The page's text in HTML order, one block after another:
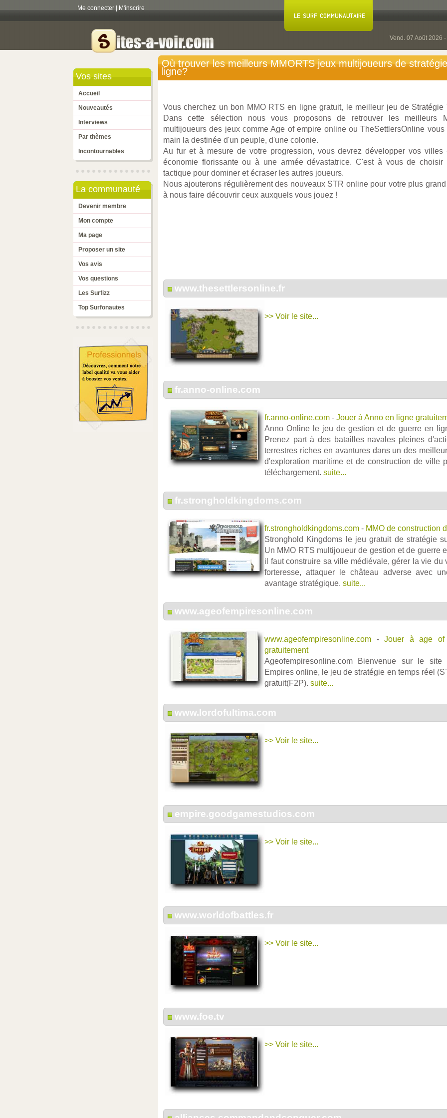
Me connecter M'inscrire
Vend. 07 Août 2026 -
Vos sites
Accueil
Nouveautés
Interviews
Par thèmes
Incontournables
La communauté
Devenir membre
Mon compte
Ma page
Proposer un site
Vos avis
Vos questions
Les Surfizz
Top Surfonautes
Où trouver les meilleurs MMORTS jeux multijoueurs de
ligne?
Vous cherchez un bon MMO RTS en ligne gratuit, le meilleur jeu de Stratégie
Dans cette sélection nous vous proposons de retrouver les meilleurs
multijoueurs des jeux comme Age of empire online ou TheSettlersOnline
main la destinée d'un peuple, d'une colonie.
Au fur et à mesure de votre progression, vous devrez développer vos
économie florissante ou à une armée dévastatrice. C'est à vous de
tactique pour dominer et écraser les autres joueurs.
Nous ajouterons régulièrement des nouveaux STR online pour votre plus
à nous faire découvrir ceux auxquels vous jouez !
www.thesettlersonline.fr
>> Voir le site...
fr.anno-online.com
fr.anno-online.com - Jouer à Anno en ligne
Anno Online le jeu de gestion et de guerre en
Prenez part à des batailles navales pleines
terrestres riches en avantures dans un des
d'exploration maritime et de construction de ville
téléchargement. suite...
fr.strongholdkingdoms.com
fr.strongholdkingdoms.com - MMO de construction
Stronghold Kingdoms le jeu gratuit de stratégie
Un MMO RTS multijoueur de gestion et de guerre
il faut construire sa ville médiévale, gérer la vie du
forteresse, attaquer le château adverse avec
avantage stratégique. suite...
www.ageofempiresonline.com
www.ageofempiresonline.com - Jouer à age of
gratuitement
Ageofempiresonline.com Bienvenue sur le
Empires online, le jeu de stratégie en temps réel
gratuit(F2P). suite...
www.lordofultima.com
>> Voir le site...
empire.goodgamestudios.com
>> Voir le site...
www.worldofbattles.fr
>> Voir le site...
www.foe.tv
>> Voir le site...